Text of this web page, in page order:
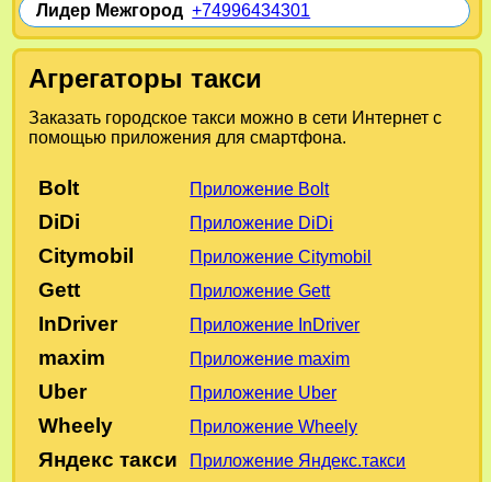
Лидер Межгород+74996434301
Агрегаторы такси
Заказать городское такси можно в сети Интернет с
помощью приложения для смартфона.
Bolt Приложение Bolt
DiDi Приложение DiDi
Citymobil Приложение Citymobil
Gett Приложение Gett
InDriver Приложение InDriver
maxim Приложение maxim
Uber Приложение Uber
Wheely Приложение Wheely
Яндекс такси Приложение Яндекс.такси